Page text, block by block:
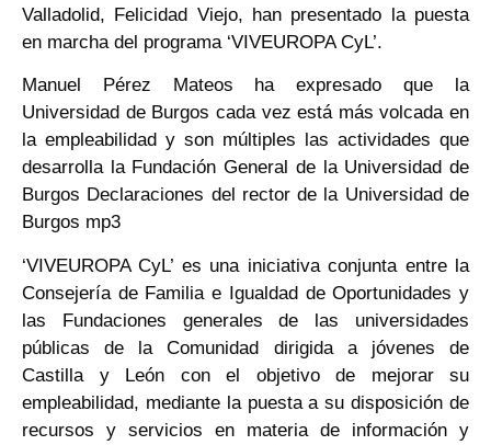
Valladolid, Felicidad Viejo, han presentado la puesta
en marcha del programa ‘VIVEUROPA CyL’.
Manuel Pérez Mateos ha expresado que la
Universidad de Burgos cada vez está más volcada en
la empleabilidad y son múltiples las actividades que
desarrolla la Fundación General de la Universidad de
Burgos Declaraciones del rector de la Universidad de
Burgos mp3
‘VIVEUROPA CyL’ es una iniciativa conjunta entre la
Consejería de Familia e Igualdad de Oportunidades y
las Fundaciones generales de las universidades
públicas de la Comunidad dirigida a jóvenes de
Castilla y León con el objetivo de mejorar su
empleabilidad, mediante la puesta a su disposición de
recursos y servicios en materia de información y